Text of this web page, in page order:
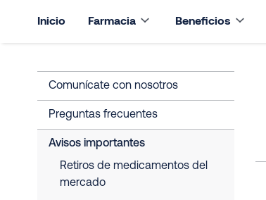
Inicio Farmacia Beneficios
Comunícate con nosotros
Preguntas frecuentes
Avisos importantes
Retiros de medicamentos del
mercado